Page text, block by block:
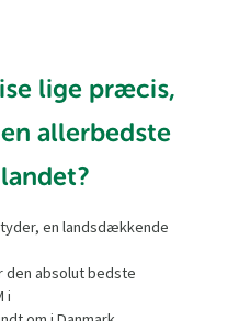
lige præcis,
allerbedste
en landsdækkende
den absolut bedste
i